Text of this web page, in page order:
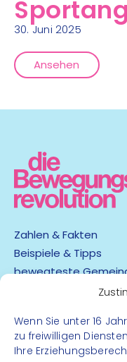
Wenn Sie unter 16
zu freiwilligen
Ihre
30. Juni 2025
Ansehen
Zahlen & Fakten
Beispiele & Tipps
bewegteste
Barrierefreiheit
Datenschutz
Impressum